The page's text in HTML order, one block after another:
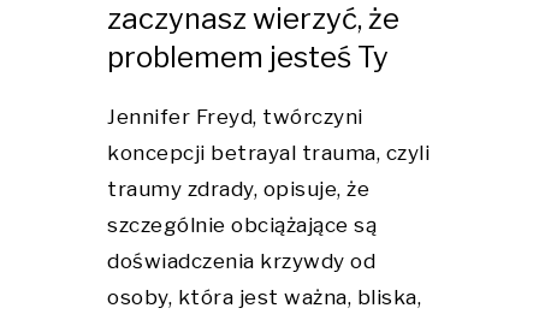
zaczynasz wierzyć, że
problemem jesteś Ty
Jennifer Freyd, twórczyni
koncepcji betrayal trauma, czyli
traumy zdrady, opisuje, że
szczególnie obciążające są
doświadczenia krzywdy od
osoby, która jest ważna, bliska,